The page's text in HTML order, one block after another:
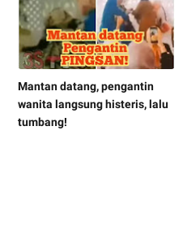
Mantan datang, pengantin
wanita langsung histeris, lalu
tumbang!